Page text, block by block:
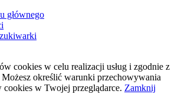
głównego
cookies w celu realizacji usług i zgodnie z
Możesz określić warunki przechowywania
cookies w Twojej przeglądarce. Zamknij